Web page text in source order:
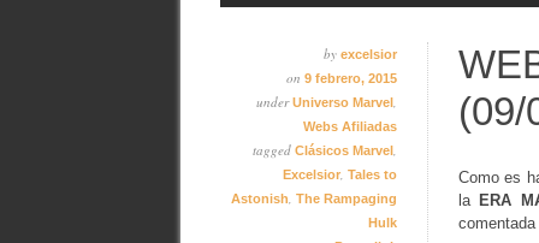
by excelsior
on 9 febrero, 2015
underUniverso Marvel
Webs Afiliadas
tagged Clásicos Marvel
Excelsior Tales to
Astonish The Rampaging
Hulk
(09/
Como es
laERA